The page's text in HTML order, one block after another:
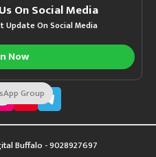
On Social Media
Update On Social Media
Now
Buffalo - 9028927697
Group